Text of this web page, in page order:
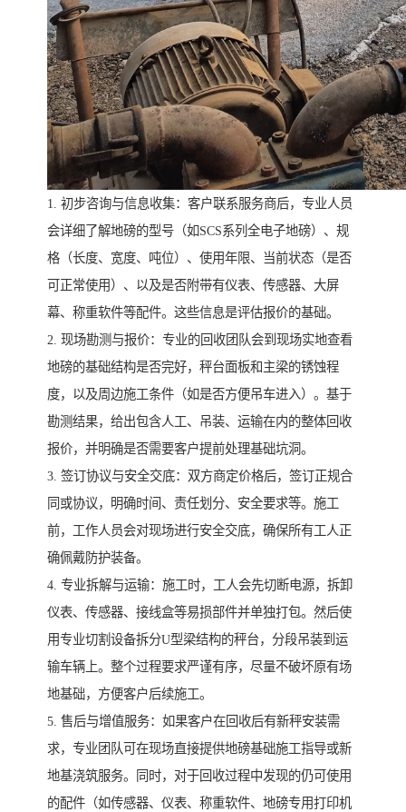
1. 初步咨询与信息收集：客户联系服务商后，专业人员
会详细了解地磅的型号（如SCS系列全电子地磅）、规
格（长度、宽度、吨位）、使用年限、当前状态（是否
可正常使用）、以及是否附带有仪表、传感器、大屏
幕、称重软件等配件。这些信息是评估报价的基础。
2. 现场勘测与报价：专业的回收团队会到现场实地查看
地磅的基础结构是否完好，秤台面板和主梁的锈蚀程
度，以及周边施工条件（如是否方便吊车进入）。基于
勘测结果，给出包含人工、吊装、运输在内的整体回收
报价，并明确是否需要客户提前处理基础坑洞。
3. 签订协议与安全交底：双方商定价格后，签订正规合
同或协议，明确时间、责任划分、安全要求等。施工
前，工作人员会对现场进行安全交底，确保所有工人正
确佩戴防护装备。
4. 专业拆解与运输：施工时，工人会先切断电源，拆卸
仪表、传感器、接线盒等易损部件并单独打包。然后使
用专业切割设备拆分U型梁结构的秤台，分段吊装到运
输车辆上。整个过程要求严谨有序，尽量不破坏原有场
地基础，方便客户后续施工。
5. 售后与增值服务：如果客户在回收后有新秤安装需
求，专业团队可在现场直接提供地磅基础施工指导或新
地基浇筑服务。同时，对于回收过程中发现的仍可使用
的配件（如传感器、仪表、称重软件、地磅专用打印机